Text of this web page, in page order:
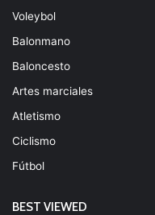
Voleybol
Balonmano
Baloncesto
Artes marciales
Atletismo
Ciclismo
Fútbol
BEST VIEWED